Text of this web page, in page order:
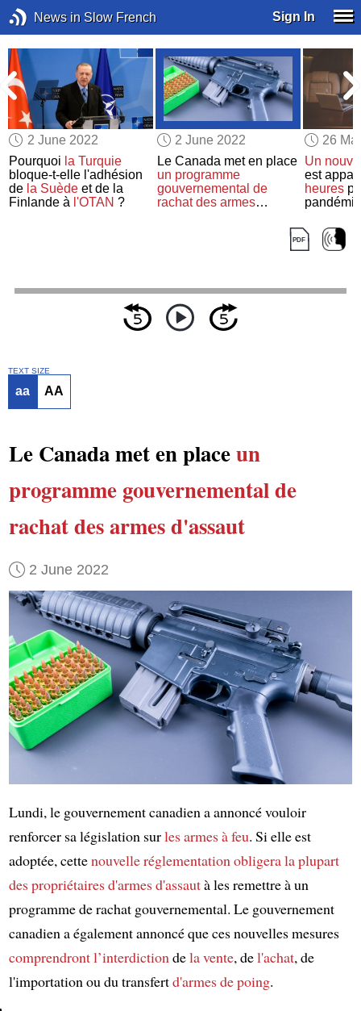
News in Slow French Sign In
2 June 2022
Pourquoi la Turquie
bloque-t-elle l'adhésion
de la Suède et de la
Finlande à l'OTAN ?
2 June 2022
Le Canada met en place
un programme
gouvernemental de
rachat des armes
26
Un
est
heures
TEXT SIZE
aa AA
Le Canada met en placeun
programme gouvernemental de
rachatdes armes d'assaut
2 June 2022
Lundi, le gouvernement canadien a annoncé vouloir
renforcer sa législation surles armes à feu. Si elle est
adoptée, cettenouvelle réglementation obligerala plupart
des propriétaires d'armes d'assautà les remettre à un
programme de rachat gouvernemental. Le gouvernement
canadien a également annoncé que ces nouvelles mesures
comprendrontl’interdiction dela vente, del'achat, de
l'importation ou du transfertd'armes de poing.